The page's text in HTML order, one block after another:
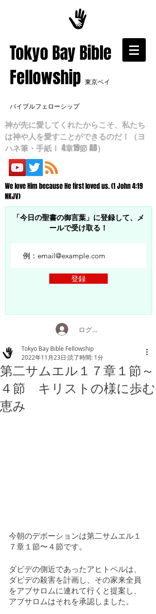
​Tokyo Bay Bible
Fellowship 東京ベイ
バイブルフェローシップ
神が先に愛してくれたからこそ、私たち
は神や人を愛すことができるのだ！（ヨ
ハネ筆・手紙Ⅰ 4章19節 AB）
We love Him because He first loved us. (1 John 4:19
NKJV)
「今日の聖書の御言葉」に登録して、メ
ールで受け取る！
登録
ログイン
第二サムエル１７章１節～
４節 キリストの様に歩む
恵み
Tokyo Bay Bible Fellowship
2022年11月23日 読了時間: 1分
今朝のデボーションは第二サムエル１
７章１節〜４節です。
ダビデの側近であったアヒトペルは、
ダビデの殺害を計画し、その家来全員
をアブサロムに連れて行くと提案し、
アブサロムはそれを承認しました。